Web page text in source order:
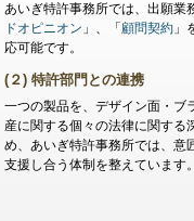
あいぎ特許事務所では、出願業
ドオピニオン 」、「顧問契約 」
応可能です。
(２) 特許部門との連携
一つの製品を、デザイン面・ブ
産に関する個々の法律に関する
め、あいぎ特許事務所では、意
支援し合う体制を整えています。